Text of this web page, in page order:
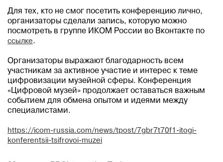
Для тех, кто не смог посетить конференцию лично,
организаторы сделали запись, которую можно
посмотреть в группе ИКОМ России во Вконтакте по
ссылке.
Организаторы выражают благодарность всем
участникам за активное участие и интерес к теме
цифровизации музейной сферы. Конференция
«Цифровой музей» продолжает оставаться важным
событием для обмена опытом и идеями между
специалистами.
https://icom-russia.com/news/tpost/7gbr7t70f1-itogi-
konferentsii-tsifrovoi-muzei